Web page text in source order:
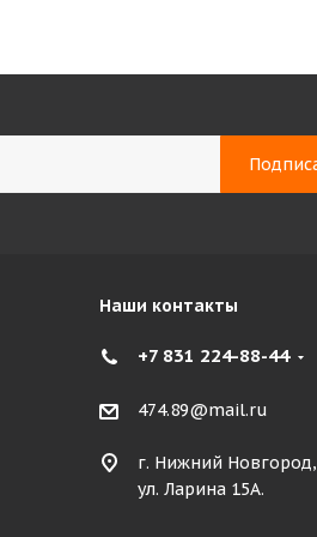
Наши контакты
+7 831 224-88-44
474.89@mail.ru
г. Нижний Новгород,
ул. Ларина 15А.